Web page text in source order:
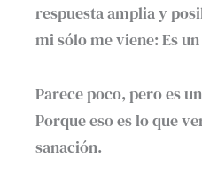
respuesta amplia y
mi sólo me viene: Es
Parece poco, pero es
Porque eso es lo que
sanación.